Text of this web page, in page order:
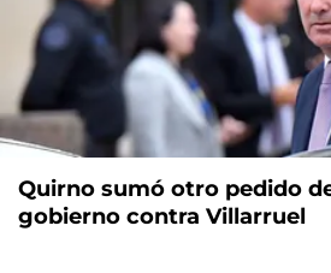
Quirno sumó otro pedido
gobierno contra Villarruel